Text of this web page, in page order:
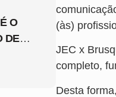
O
DE
(às)
JEC x
completo,
Desta